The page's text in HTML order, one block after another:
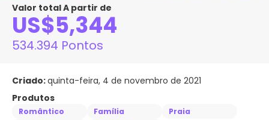
Valor total A partir de
US$5,344
534.394 Pontos
Criado:quinta-feira, 4 de novembro de 2021
Produtos
Romântico Família
Praia